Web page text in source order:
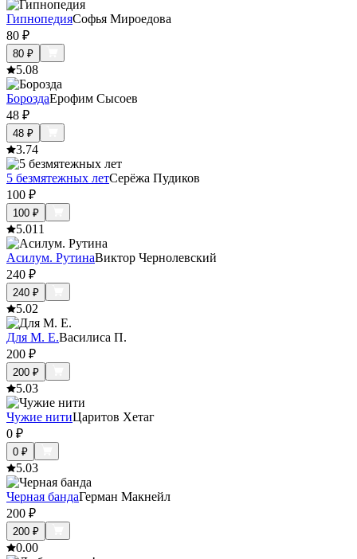
ГипнопедияСофья Мироедова
80 ₽
80 ₽
5.08
БороздаЕрофим Сысоев
48 ₽
48 ₽
3.74
5 безмятежных летСерёжа Пудиков
100 ₽
100 ₽
5.011
Асилум. РутинаВиктор Чернолевский
240 ₽
240 ₽
5.02
Для М. Е.Василиса П.
200 ₽
200 ₽
5.03
Чужие нитиЦаритов Хетаг
0 ₽
0 ₽
5.03
Черная бандаГерман Макнейл
200 ₽
200 ₽
0.00